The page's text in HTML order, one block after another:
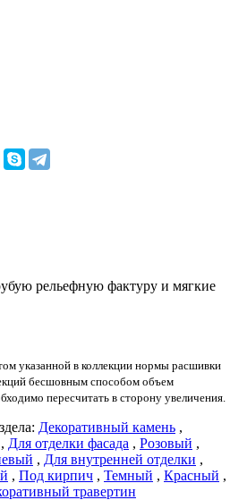
рельефную фактуру и мягкие
указанной в коллекции нормы расшивки
бесшовным способом объем
пересчитать в сторону увеличения.
Декоративный камень ,
, Для отделки фасада , Розовый ,
, Для внутренней отделки ,
, Под кирпич , Темный , Красный ,
травертин